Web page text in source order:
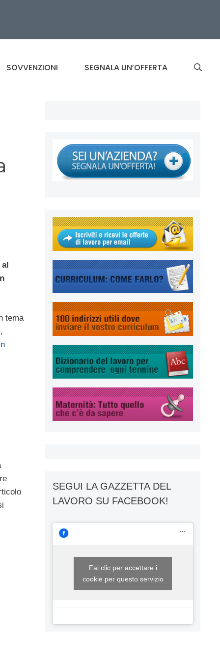
SOVVENZIONI SEGNALA UN’OFFERTA
tema
SEGUI LA GAZZETTA DEL
LAVORO SU FACEBOOK!
Fai clic per accettare i
cookie per questo servizio